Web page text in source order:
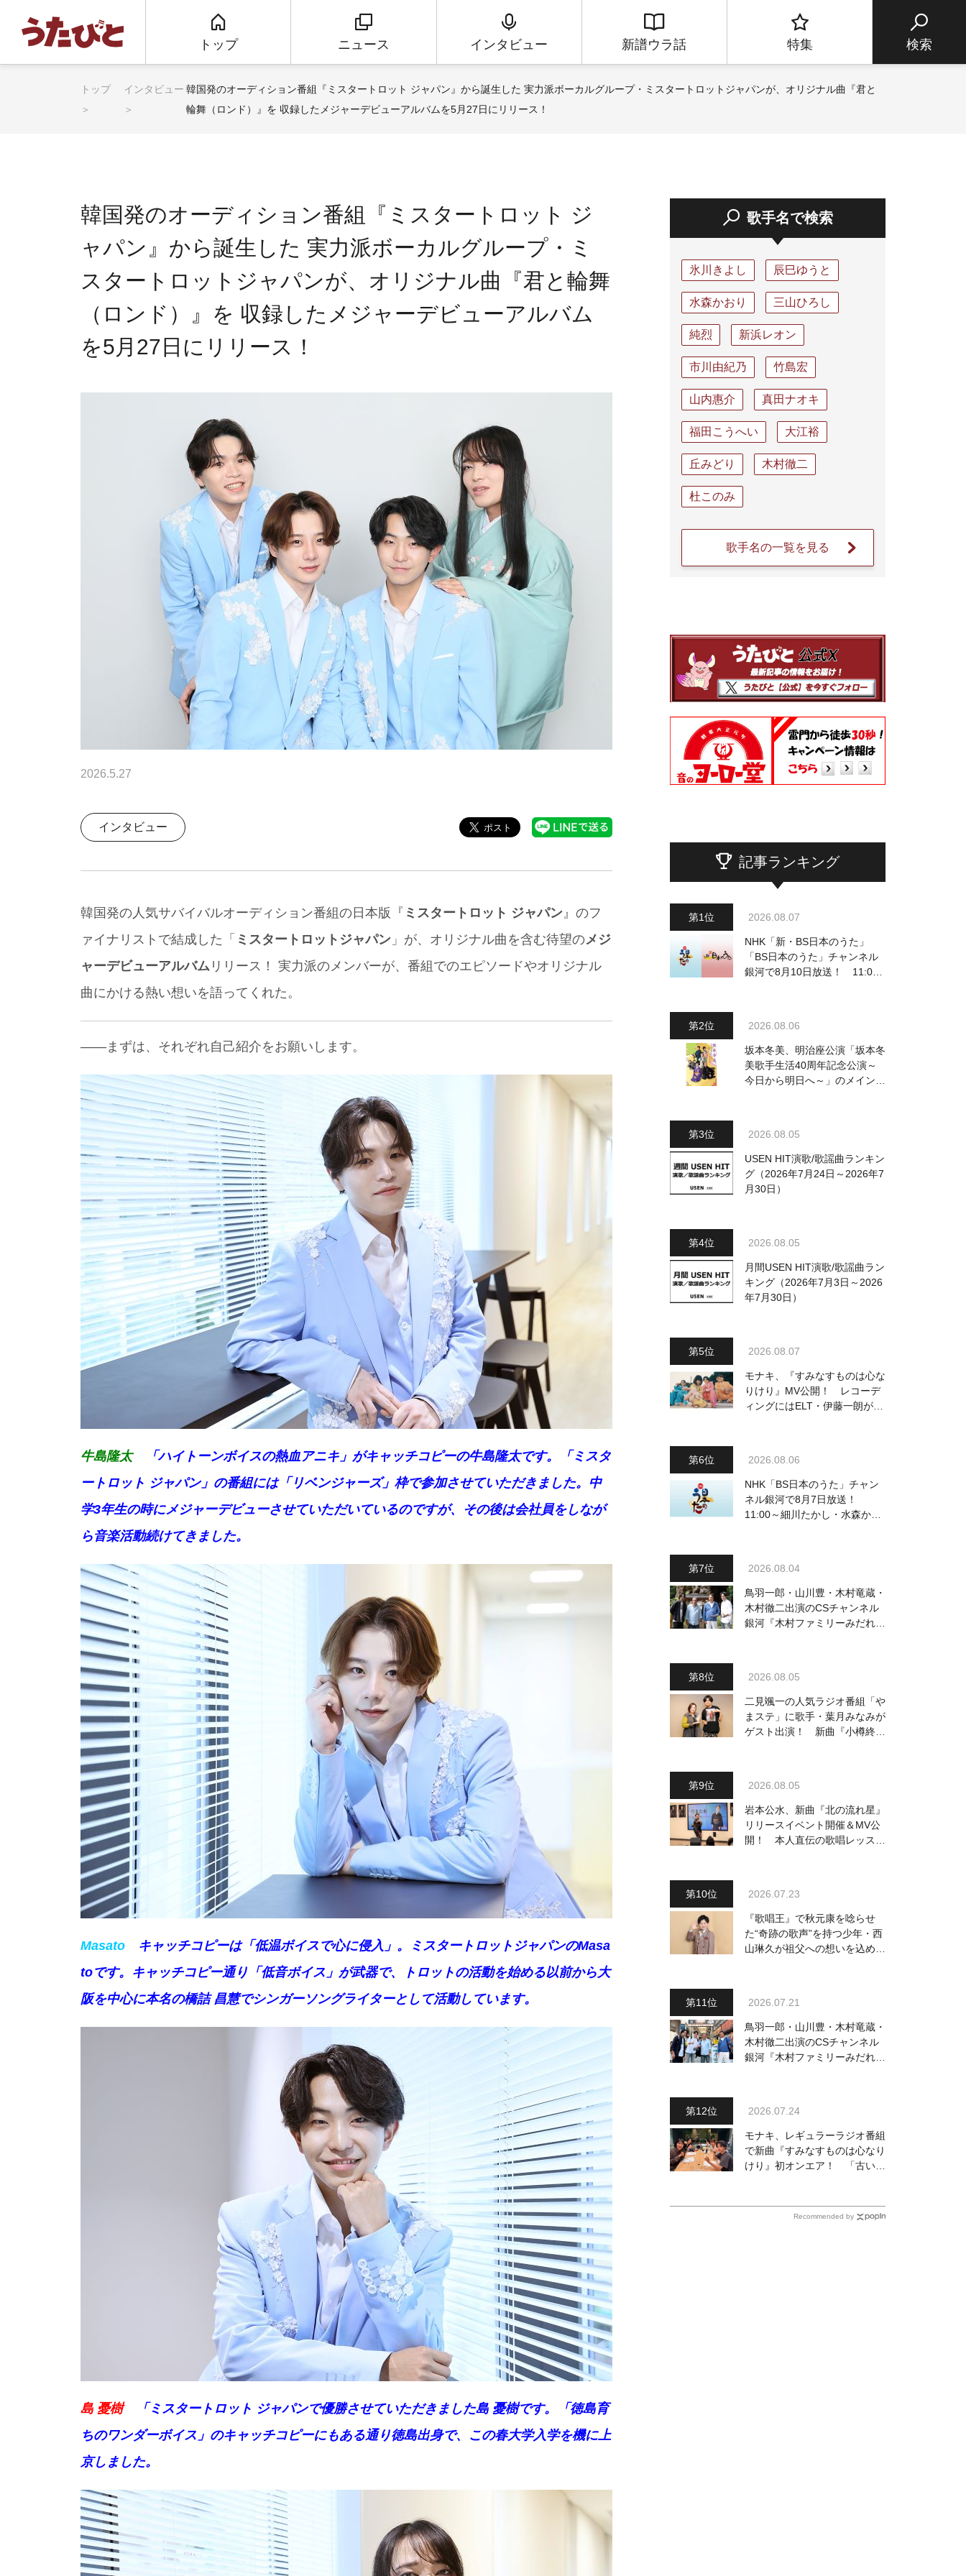
トップ ニュース インタビュー 新譜ウラ話 特集 検索
トップ インタビュー 韓国発のオーディション番組『ミスタートロット ジャパン』から誕生した 実力派ボーカルグループ・ミスタートロットジャパンが、オリジナル曲『君と
輪舞（ロンド）』を 収録したメジャーデビューアルバムを5月27日にリリース！
韓国発のオーディション番組『ミスタートロット ジ
ャパン』から誕生した 実力派ボーカルグループ・ミ
スタートロットジャパンが、オリジナル曲『君と輪舞
（ロンド）』を 収録したメジャーデビューアルバム
を5月27日にリリース！
2026.5.27
インタビュー
韓国発の人気サバイバルオーディション番組の日本版『 ミスタートロット ジャパン』のフ
ァイナリストで結成した「 ミスタートロットジャパン 」が、オリジナル曲を含む待望のメジ
ャーデビューアルバム リリース！ 実力派のメンバーが、番組でのエピソードやオリジナル
曲にかける熱い想いを語ってくれた。
――まずは、それぞれ自己紹介をお願いします。
牛島隆太「ハイトーンボイスの熱血アニキ」がキャッチコピーの牛島隆太です。「ミスタ
ートロット ジャパン」の番組には「リベンジャーズ」枠で参加させていただきました。中
学3年生の時にメジャーデビューさせていただいているのですが、その後は会社員をしなが
ら音楽活動続けてきました。
Masato キャッチコピーは「低温ボイスで心に侵入」。ミスタートロットジャパンのMasa
toです。キャッチコピー通り「低音ボイス」が武器で、トロットの活動を始める以前から大
阪を中心に本名の橋詰 昌慧でシンガーソングライターとして活動しています。
島 憂樹「ミスタートロット ジャパンで優勝させていただきました島 憂樹です。「徳島育
ちのワンダーボイス」のキャッチコピーにもある通り徳島出身で、この春大学入学を機に上
京しました。
歌手名で検索
氷川きよし 辰巳ゆうと
水森かおり 三山ひろし
純烈 新浜レオン
市川由紀乃 竹島宏
山内惠介 真田ナオキ
福田こうへい 大江裕
丘みどり 木村徹二
杜このみ
歌手名の一覧を見る
記事ランキング
2026.08.07
NHK「新・BS日本のうた」
「BS日本のうた」チャンネル
銀河で8月10日放送！ 11:00
出演者・曲目情報
2026.08.06
坂本冬美、明治座公演「坂本冬
美歌手生活40周年記念公演～
今日から明日へ～」のメインビ
2026.08.05
USEN HIT演歌/歌謡曲ランキン
グ（2026年7月24日～2026年7
月30日）
2026.08.05
月間USEN HIT演歌/歌謡曲ラン
キング（2026年7月3日～2026
年7月30日）
2026.08.07
モナキ、『すみなすものは心な
りけり』MV公開！ レコーデ
ィングにはELT・伊藤一朗がリ
2026.08.06
NHK「BS日本のうた」チャン
ネル銀河で8月7日放送！
11:00～細川たかし・水森かお
2026.08.04
鳥羽一郎・山川豊・木村竜蔵・
木村徹二出演のCSチャンネル
銀河『木村ファミリーみだれ旅
2026.08.05
二見颯一の人気ラジオ番組「や
まステ」に歌手・葉月みなみが
ゲスト出演！ 新曲『小樽終着
2026.08.05
岩本公水、新曲『北の流れ星』
リリースイベント開催＆MV公
開！ 本人直伝の歌唱レッスン
2026.07.23
『歌唱王』で秋元康を唸らせ
た“奇跡の歌声”を持つ少年・西
山琳久が祖父への想いを込めた
いちゃんとの絆を歌った曲を聴
いてください！」
2026.07.21
鳥羽一郎・山川豊・木村竜蔵・
木村徹二出演のCSチャンネル
銀河『木村ファミリーみだれ旅
2026.07.24
モナキ、レギュラーラジオ番組
で新曲『すみなすものは心なり
けり』初オンエア！ 「古い言
Recommended by